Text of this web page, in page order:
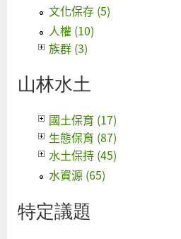
文化保存 (5)
人權 (10)
族群 (3)
山林水土
國土保育 (17)
生態保育 (87)
水土保持 (45)
水資源 (65)
特定議題